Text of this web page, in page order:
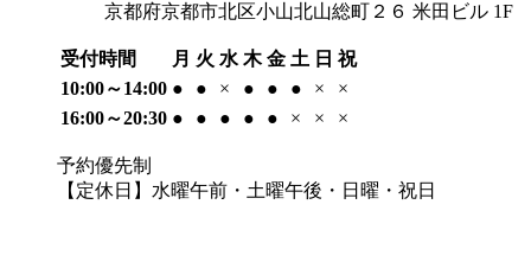
京都府京都市北区小山北山総町２６ 米田ビル 1F
受付時間 月 火 水 木 金 土 日 祝
10:00～14:00 ● ● × ● ● ● ×
×
16:00～20:30 ● ● ● ● ● × × ×
予約優先制
【定休日】水曜午前・土曜午後・日曜・祝日